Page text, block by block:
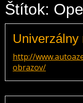
Štítok:
Univerzálny
http://
obrazov/